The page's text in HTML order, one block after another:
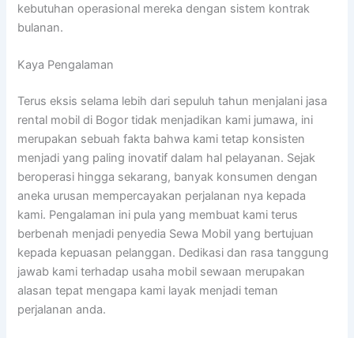
kebutuhan operasional mereka dengan sistem kontrak
bulanan.
Kaya Pengalaman
Terus eksis selama lebih dari sepuluh tahun menjalani jasa
rental mobil di Bogor tidak menjadikan kami jumawa, ini
merupakan sebuah fakta bahwa kami tetap konsisten
menjadi yang paling inovatif dalam hal pelayanan. Sejak
beroperasi hingga sekarang, banyak konsumen dengan
aneka urusan mempercayakan perjalanan nya kepada
kami. Pengalaman ini pula yang membuat kami terus
berbenah menjadi penyedia Sewa Mobil yang bertujuan
kepada kepuasan pelanggan. Dedikasi dan rasa tanggung
jawab kami terhadap usaha mobil sewaan merupakan
alasan tepat mengapa kami layak menjadi teman
perjalanan anda.